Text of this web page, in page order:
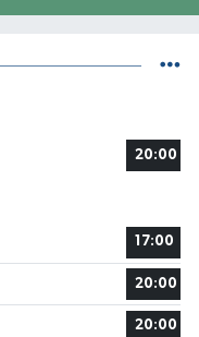
20:00
17:00
20:00
20:00